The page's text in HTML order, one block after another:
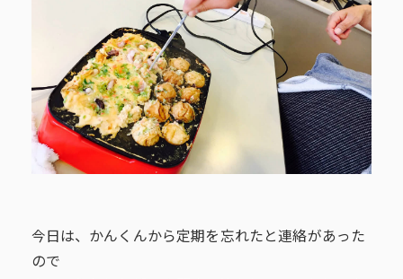
今日は、かんくんから定期を忘れたと連絡があった
ので